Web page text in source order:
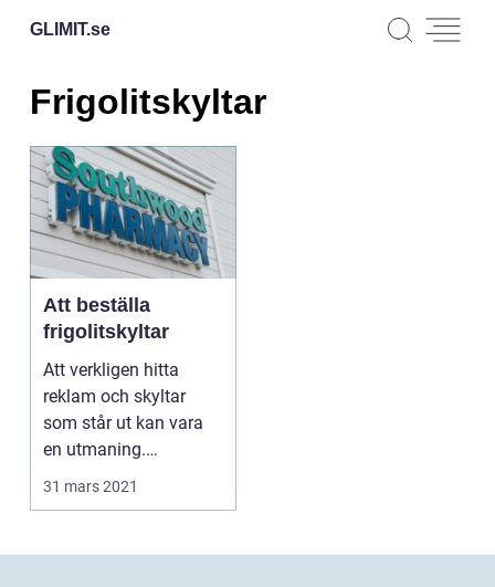
GLIMIT.se
Frigolitskyltar
Att beställa
frigolitskyltar
Att verkligen hitta
reklam och skyltar
som står ut kan vara
en utmaning.
Frigolitskyltar g&oum...
31 mars 2021